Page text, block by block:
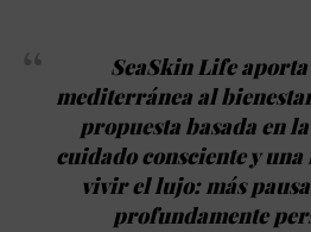
SeaSkin Life
mediterránea al
propuesta basada en
cuidado consciente y una
vivir el lujo: más
profundamente